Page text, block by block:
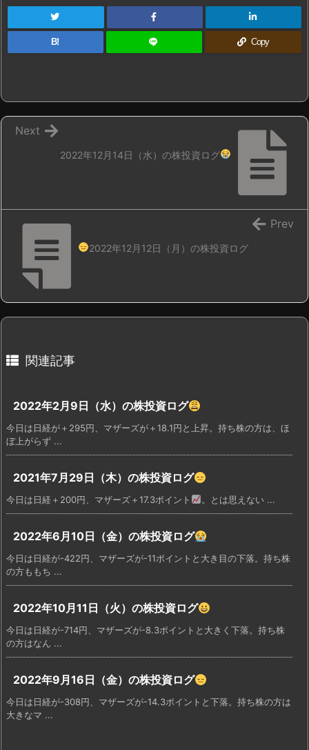
B! Copy
2022年12月14日（水）の株投資ログ
Next
2022年12月12日（月）の株投資ログ
Prev
関連記事
2022年2月9日（水）の株投資ログ
今日は日経が＋295円、マザーズが＋18.1円と上昇。持ち株の方は、ほ
ぼ上がらず ...
2021年7月29日（木）の株投資ログ
今日は日経＋200円、マザーズ＋17.3ポイント 。とは思えない ...
2022年6月10日（金）の株投資ログ
今日は日経が-422円、マザーズが-11ポイントと大き目の下落。持ち株
の方ももち ...
2022年10月11日（火）の株投資ログ
今日は日経が-714円、マザーズが-8.3ポイントと大きく下落。持ち株
の方はなん ...
2022年9月16日（金）の株投資ログ
今日は日経が-308円、マザーズが-14.3ポイントと下落。持ち株の方は
大きなマ ...